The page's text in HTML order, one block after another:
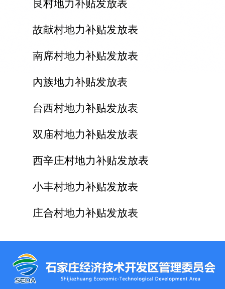
良村地力补贴发放表
故献村地力补贴发放表
南席村地力补贴发放表
內族地力补贴发放表
台西村地力补贴发放表
双庙村地力补贴发放表
西辛庄村地力补贴发放表
小丰村地力补贴发放表
庄合村地力补贴发放表